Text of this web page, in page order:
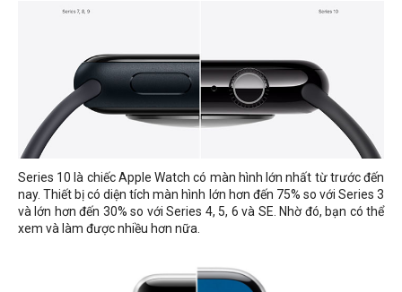
Series 10 là chiếc Apple Watch có màn hình lớn nhất từ trước đến
nay. Thiết bị có diện tích màn hình lớn hơn đến 75% so với Series 3
và lớn hơn đến 30% so với Series 4, 5, 6 và SE. Nhờ đó, bạn có thể
xem và làm được nhiều hơn nữa.